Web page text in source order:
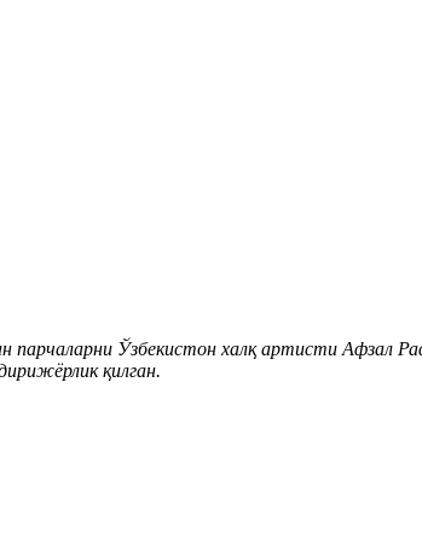
парчаларни Ўзбекистон халқ артисти Афзал
қилган.